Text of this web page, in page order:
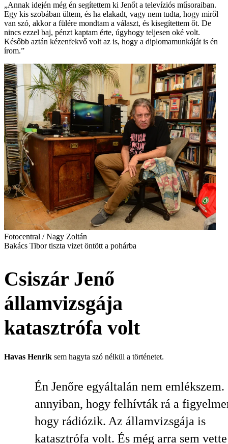
„Annak idején még én segítettem ki Jenőt a televíziós műsoraiban.
Egy kis szobában ültem, és ha elakadt, vagy nem tudta, hogy miről
van szó, akkor a fülére mondtam a választ, és kisegítettem őt. De
nincs ezzel baj, pénzt kaptam érte, úgyhogy teljesen oké volt.
Később aztán kézenfekvő volt az is, hogy a diplomamunkáját is én
írom.”
Fotocentral / Nagy Zoltán
Bakács Tibor tiszta vizet öntött a pohárba
Csiszár Jenő
államvizsgája
katasztrófa volt
Havas Henrik sem hagyta szó nélkül a történetet.
Én Jenőre egyáltalán nem emlékszem.
annyiban, hogy felhívták rá a
hogy rádiózik. Az államvizsgája is
katasztrófa volt. És még arra sem